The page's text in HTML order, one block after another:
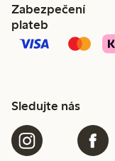
Zabezpečení
plateb
Sledujte nás